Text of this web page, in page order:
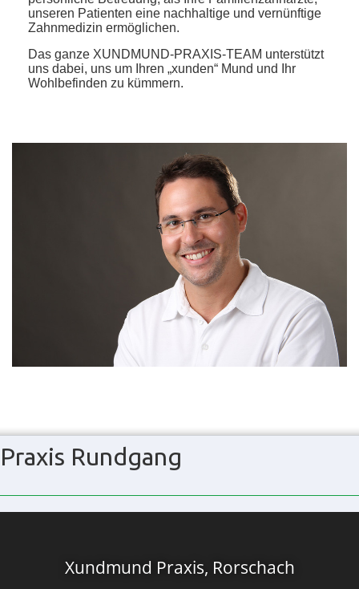
unseren Patienten eine nachhaltige und vernünftige
Zahnmedizin ermöglichen.
Das ganze XUNDMUND-PRAXIS-TEAM unterstützt
uns dabei, uns um Ihren „xunden“ Mund und Ihr
Wohlbefinden zu kümmern.
Praxis Rundgang